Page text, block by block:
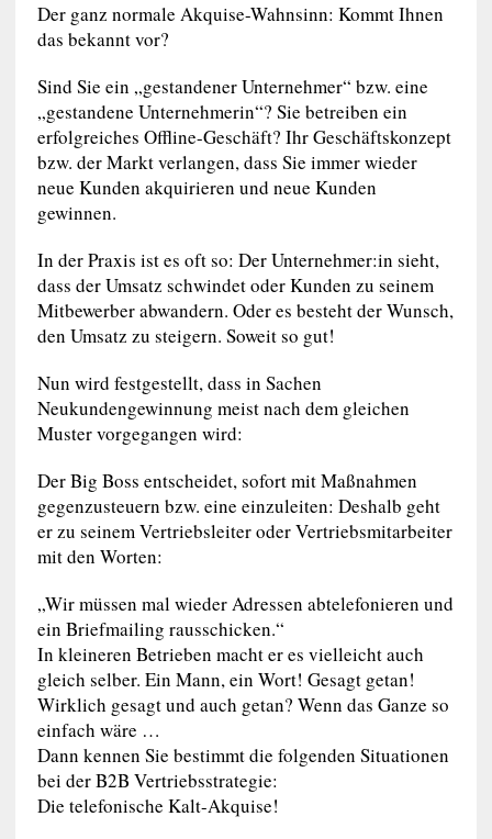
Der ganz normale Akquise-Wahnsinn: Kommt Ihnen
das bekannt vor?
Sind Sie ein „gestandener Unternehmer“ bzw. eine
„gestandene Unternehmerin“? Sie betreiben ein
erfolgreiches Offline-Geschäft? Ihr Geschäftskonzept
bzw. der Markt verlangen, dass Sie immer wieder
neue Kunden akquirieren und neue Kunden
gewinnen.
In der Praxis ist es oft so: Der Unternehmer:in sieht,
dass der Umsatz schwindet oder Kunden zu seinem
Mitbewerber abwandern. Oder es besteht der Wunsch,
den Umsatz zu steigern. Soweit so gut!
Nun wird festgestellt, dass in Sachen
Neukundengewinnung meist nach dem gleichen
Muster vorgegangen wird:
Der Big Boss entscheidet, sofort mit Maßnahmen
gegenzusteuern bzw. eine einzuleiten: Deshalb geht
er zu seinem Vertriebsleiter oder Vertriebsmitarbeiter
mit den Worten:
„Wir müssen mal wieder Adressen abtelefonieren und
ein Briefmailing rausschicken.“
In kleineren Betrieben macht er es vielleicht auch
gleich selber. Ein Mann, ein Wort! Gesagt getan!
Wirklich gesagt und auch getan? Wenn das Ganze so
einfach wäre …
Dann kennen Sie bestimmt die folgenden Situationen
bei der B2B Vertriebsstrategie:
Die telefonische Kalt-Akquise!